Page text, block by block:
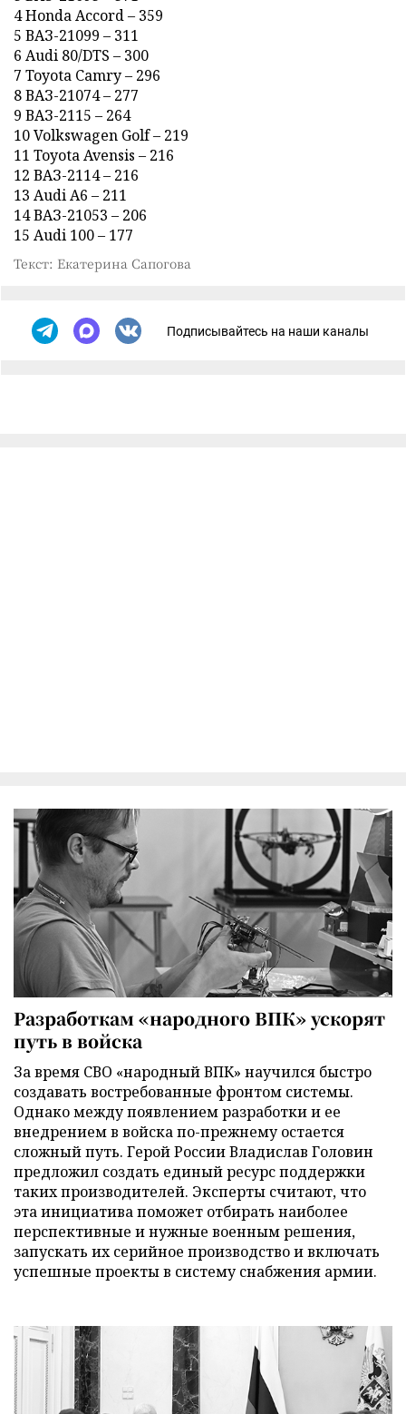
4 Honda Accord – 359
5 ВАЗ-21099 – 311
6 Audi 80/DTS – 300
7 Toyota Camry – 296
8 ВАЗ-21074 – 277
9 ВАЗ-2115 – 264
10 Volkswagen Golf – 219
11 Toyota Avensis – 216
12 ВАЗ-2114 – 216
13 Audi A6 – 211
14 ВАЗ-21053 – 206
15 Audi 100 – 177
Текст: Екатерина Сапогова
Подписывайтесь на наши каналы
Разработкам «народного ВПК» ускорят
путь в войска
За время СВО «народный ВПК» научился быстро
создавать востребованные фронтом системы.
Однако между появлением разработки и ее
внедрением в войска по-прежнему остается
сложный путь. Герой России Владислав Головин
предложил создать единый ресурс поддержки
таких производителей. Эксперты считают, что
эта инициатива поможет отбирать наиболее
перспективные и нужные военным решения,
запускать их серийное производство и включать
успешные проекты в систему снабжения армии.